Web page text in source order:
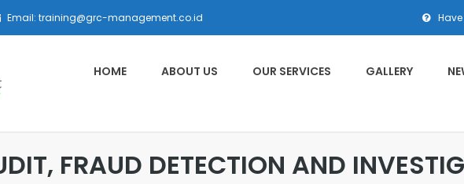
Email: training@grc-management.co.id
HOME ABOUT US OUR SERVICES GALLERY
FRAUD DETECTION AND